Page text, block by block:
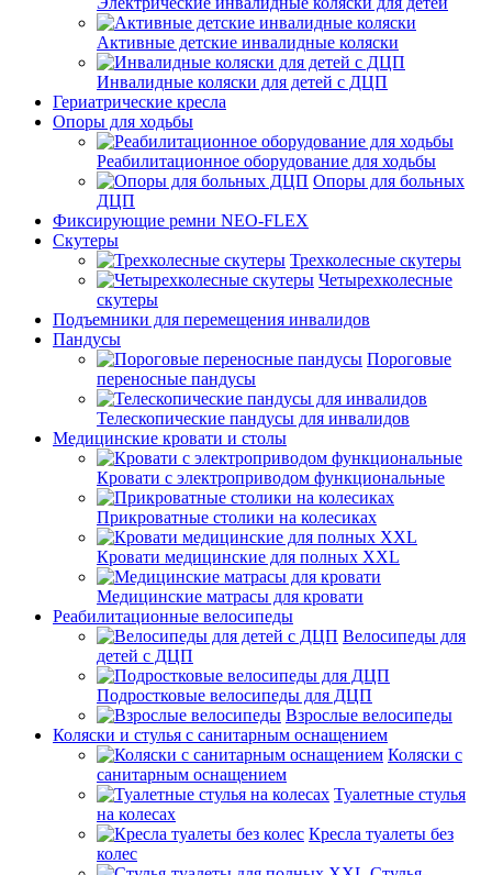
Активные детские инвалидные коляски
Инвалидные коляски для детей с ДЦП
Гериатрические кресла
Опоры для ходьбы
Реабилитационное оборудование для ходьбы
Опоры для больных
ДЦП
Фиксирующие ремни NEO-FLEX
Скутеры
Трехколесные скутеры
Четырехколесные
скутеры
Подъемники для перемещения инвалидов
Пандусы
Пороговые
переносные пандусы
Телескопические пандусы для инвалидов
Медицинские кровати и столы
Кровати с электроприводом функциональные
Прикроватные столики на колесиках
Кровати медицинские для полных XXL
Медицинские матрасы для кровати
Реабилитационные велосипеды
Велосипеды для
детей с ДЦП
Подростковые велосипеды для ДЦП
Взрослые велосипеды
Коляски и стулья с санитарным оснащением
Коляски с
санитарным оснащением
Туалетные стулья
на колесах
Кресла туалеты без
колес